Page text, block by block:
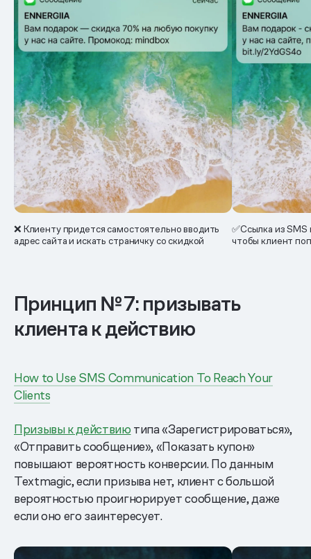
❌ Клиенту придется самостоятельно вводить
адрес сайта и искать страничку со скидкой
✅Ссылка из
чтобы клиент
Принцип № 7: призывать
клиента к действию
How to Use SMS Communication To Reach Your
Clients
Призывы к действию типа «Зарегистрироваться»,
«Отправить сообщение», «Показать купон»
повышают вероятность конверсии. По данным
Textmagic, если призыва нет, клиент с большой
вероятностью проигнорирует сообщение, даже
если оно его заинтересует.